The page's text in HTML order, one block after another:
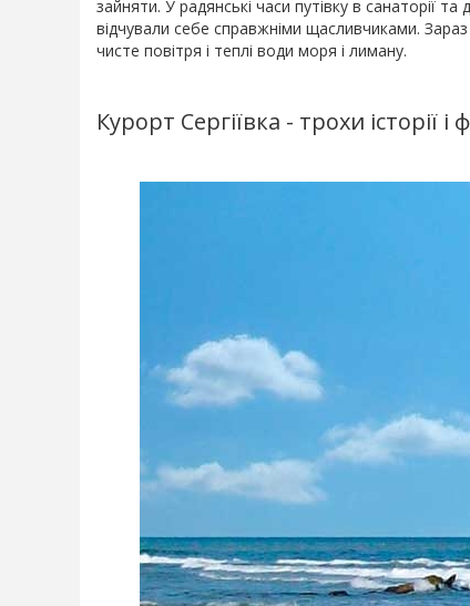
зайняти. У радянські часи путівку в санаторії
відчували себе справжніми щасливчиками.
чисте повітря і теплі води моря і лиману.
Курорт Сергіївка - трохи історії і